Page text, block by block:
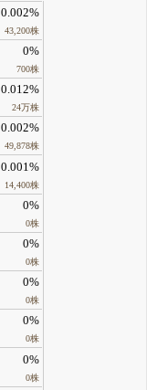
0.002%
43,200株
0%
700株
0.012%
24万株
0.002%
49,878株
0.001%
14,400株
0%
0株
0%
0株
0%
0株
0%
0株
0%
0株